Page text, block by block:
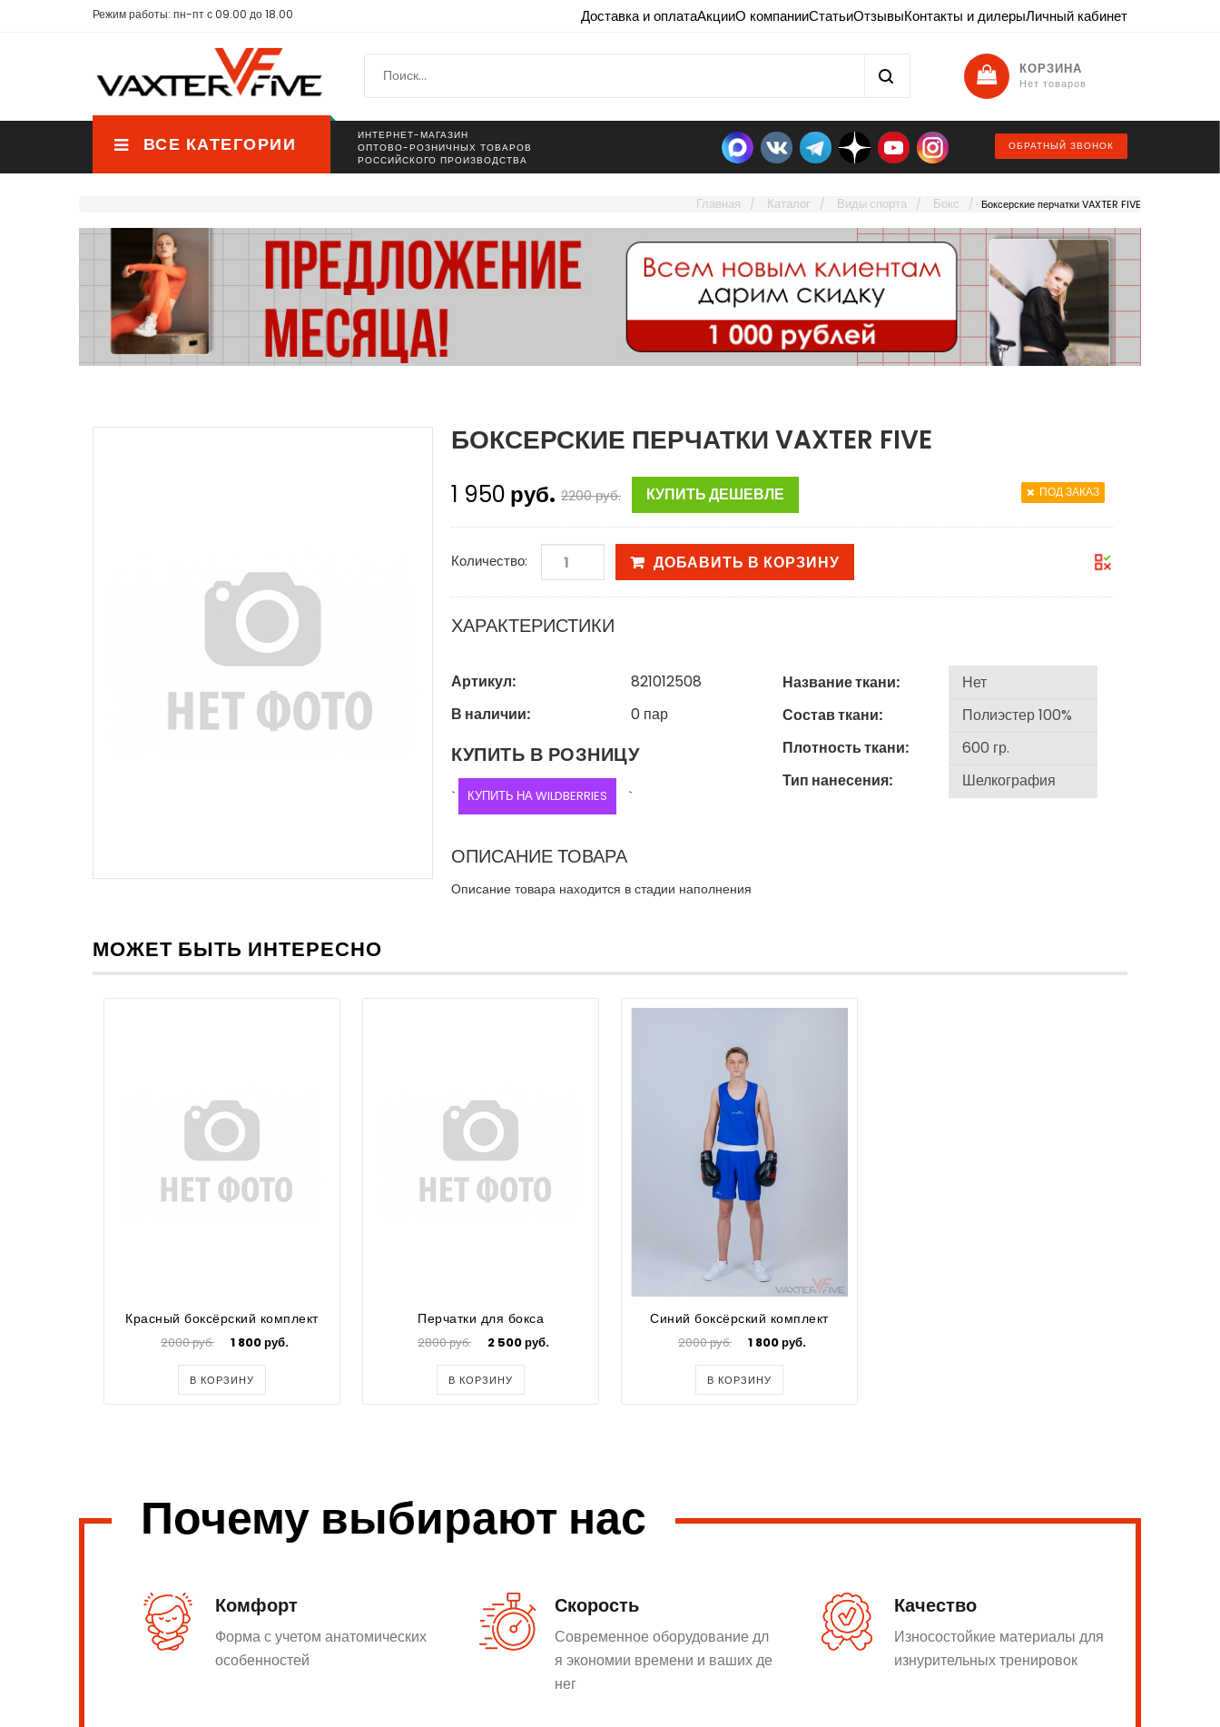
Режим работы: пн-пт с 09.00 до 18.00 Доставка и оплатаАкцииО компанииСтатьиОтзывыКонтакты и дилерыЛичный кабинет
КОРЗИНА
Нет товаров
ВСЕ КАТЕГОРИИ
ИНТЕРНЕТ-МАГАЗИН
ОПТОВО-РОЗНИЧНЫХ ТОВАРОВ
РОССИЙСКОГО ПРОИЗВОДСТВА
ОБРАТНЫЙ ЗВОНОК
Главная Каталог Виды спорта Бокс Боксерские перчатки VAXTER FIVE
БОКСЕРСКИЕ ПЕРЧАТКИ VAXTER FIVE
1 950 руб. 2200руб. КУПИТЬ ДЕШЕВЛЕ ПОД ЗАКАЗ
Количество: ДОБАВИТЬ В КОРЗИНУ
ХАРАКТЕРИСТИКИ
Артикул:
821012508
В наличии:
0пар
КУПИТЬ В РОЗНИЦУ
` КУПИТЬ НА WILDBERRIES `
Название ткани:
Состав ткани:
Плотность ткани:
Тип нанесения:
ОПИСАНИЕ ТОВАРА
Описание товара находится в стадии наполнения
МОЖЕТ БЫТЬ ИНТЕРЕСНО
Красный боксёрский комплект
2000 руб. 1 800 руб.
В КОРЗИНУ
Перчатки для бокса
2800 руб. 2 500 руб.
В КОРЗИНУ
Синий боксёрский комплект
2000 руб. 1 800 руб.
В КОРЗИНУ
Почему выбирают нас
Комфорт
Форма с учетом анатомических
особенностей
Скорость
Современное оборудование дл
я экономии времени и ваших де
нег
Качество
Износостойкие материалы для
изнурительных тренировок